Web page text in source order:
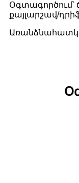
Օգտագործում՝
քայլարշավ/